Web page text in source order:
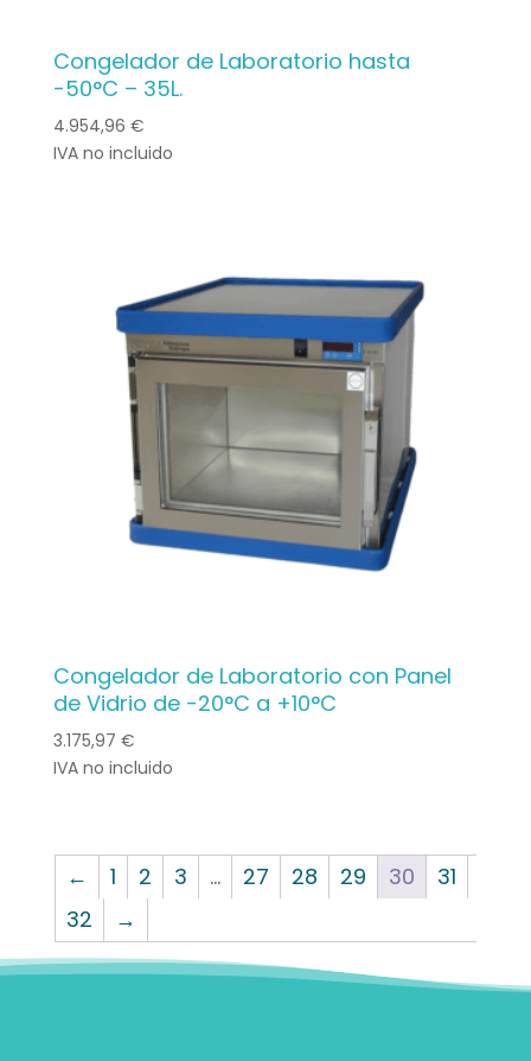
Congelador de Laboratorio hasta
-50°C – 35L.
4.954,96 €
IVA no incluido
Congelador de Laboratorio con Panel
de Vidrio de -20°C a +10°C
3.175,97 €
IVA no incluido
← 1 2 3 … 27 28 29 30
31
32
→